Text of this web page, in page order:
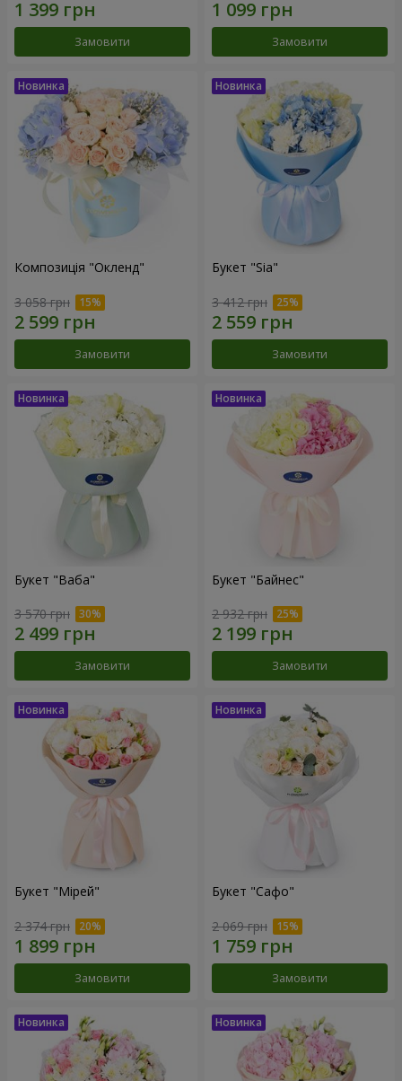
Замовити Замовити
Композиція "Окленд"
3 058 грн
Замовити
Букет "Sia"
3 412 грн
Замовити
Букет "Ваба"
3 570 грн
Замовити
Букет "Байнес"
2 932 грн
Замовити
Букет "Мірей"
2 374 грн
Замовити
Букет "Сафо"
2 069 грн
Замовити